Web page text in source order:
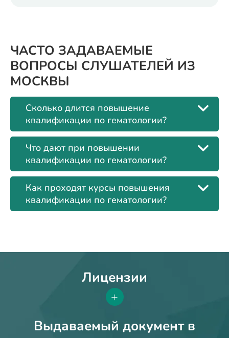
ЧАСТО ЗАДАВАЕМЫЕ
ВОПРОСЫ СЛУШАТЕЛЕЙ ИЗ
МОСКВЫ
Сколько длится повышение
квалификации по гематологии?
Что дают при повышении
квалификации по гематологии?
Как проходят курсы повышения
квалификации по гематологии?
Лицензии
+
Выдаваемый документ в